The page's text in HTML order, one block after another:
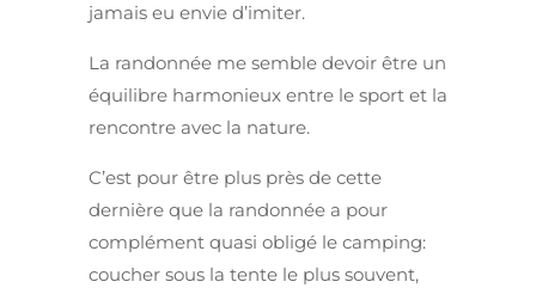
jamais eu envie d’imiter.
La randonnée me semble devoir être un
équilibre harmonieux entre le sport et la
rencontre avec la nature.
C’est pour être plus près de cette
dernière que la randonnée a pour
complément quasi obligé le camping:
coucher sous la tente le plus souvent,